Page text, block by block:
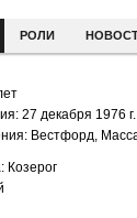
РОЛИ
27 декабря 1976 г.
Вестфорд,
Козерог